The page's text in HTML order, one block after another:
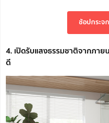
ช้อปกระจ
4. เปิดรับแสงธรรมชาติจากภา
ดี